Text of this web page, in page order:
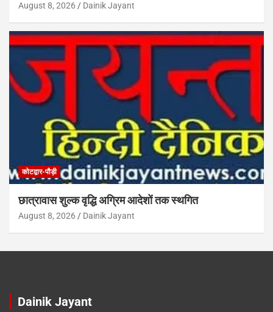
August 8, 2026 Dainik Jayant
कोटद्वार-पौड़ी
छात्रावास शुल्क वृद्धि अग्रिम आदेशों तक स्थगित
August 8, 2026 Dainik Jayant
Dainik Jayant